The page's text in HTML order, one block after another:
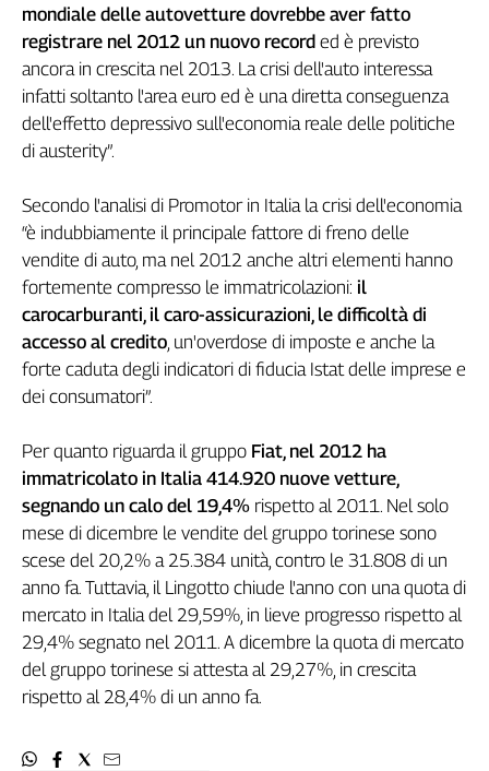
Collettiva
Academy
Collettiva
Play
Rubriche
Collettiva
La
settimana
Collettiva
Girasoli
Il
Sassolino
Linea
Economica
Easy
Inserti
Diffusa
InFlai
Le
trasmissioni
tv
Progress
mondiale delle autovetture dovrebbe aver fatto
registrare nel 2012 un nuovo record ed è previsto
ancora in crescita nel 2013. La crisi dell'auto interessa
infatti soltanto l'area euro ed è una diretta conseguenza
dell'effetto depressivo sull'economia reale delle politiche
di austerity”.
Secondo l'analisi di Promotor in Italia la crisi dell'economia
“è indubbiamente il principale fattore di freno delle
vendite di auto, ma nel 2012 anche altri elementi hanno
fortemente compresso le immatricolazioni: il
carocarburanti, il caro-assicurazioni, le difficoltà di
accesso al credito , un'overdose di imposte e anche la
forte caduta degli indicatori di fiducia Istat delle imprese e
dei consumatori”.
Per quanto riguarda il gruppo Fiat, nel 2012 ha
immatricolato in Italia 414.920 nuove vetture,
segnando un calo del 19,4% rispetto al 2011. Nel solo
mese di dicembre le vendite del gruppo torinese sono
scese del 20,2% a 25.384 unità, contro le 31.808 di un
anno fa. Tuttavia, il Lingotto chiude l'anno con una quota di
mercato in Italia del 29,59%, in lieve progresso rispetto al
29,4% segnato nel 2011. A dicembre la quota di mercato
del gruppo torinese si attesta al 29,27%, in crescita
rispetto al 28,4% di un anno fa.